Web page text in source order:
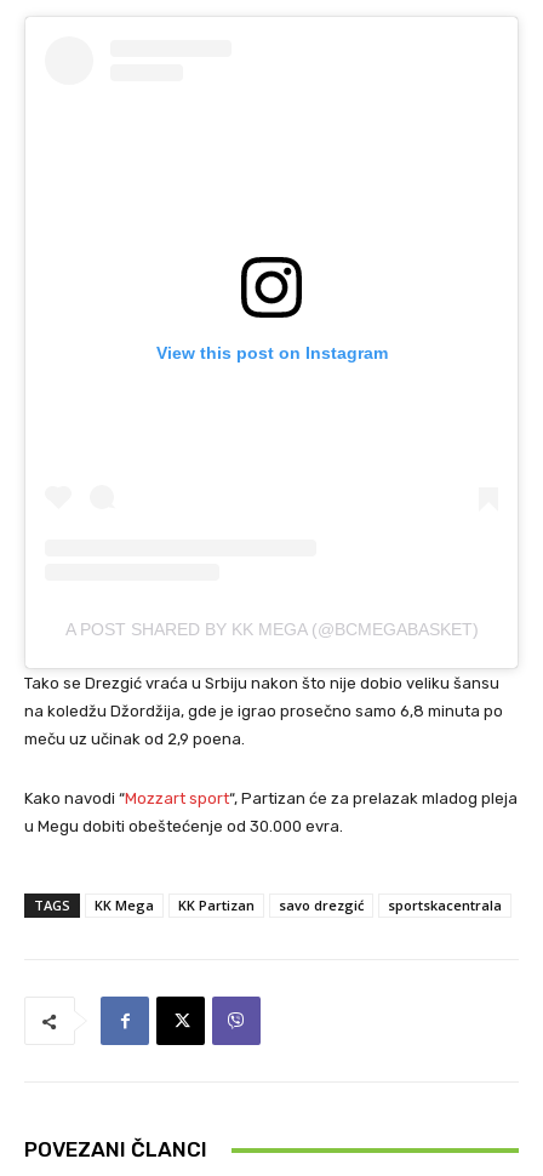
View this post on Instagram
A POST SHARED BY KK MEGA (@BCMEGABASKET)
Tako se Drezgić vraća u Srbiju nakon što nije dobio veliku šansu
na koledžu Džordžija, gde je igrao prosečno samo 6,8 minuta po
meču uz učinak od 2,9 poena.
Kako navodi “Mozzart sport“, Partizan će za prelazak mladog pleja
u Megu dobiti obeštećenje od 30.000 evra.
TAGS KK Mega KK Partizan savo drezgić sportskacentrala
POVEZANI ČLANCI